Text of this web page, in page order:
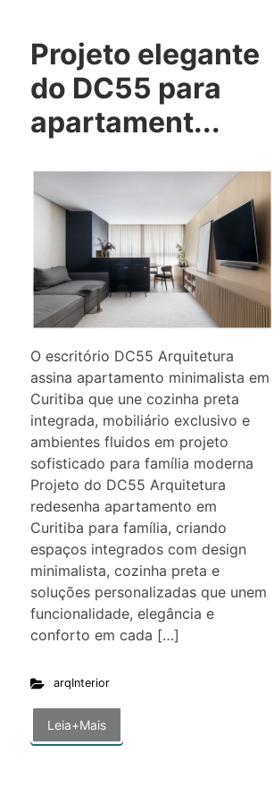
Projeto elegante
do DC55 para
apartament...
O escritório DC55 Arquitetura
assina apartamento minimalista em
Curitiba que une cozinha preta
integrada, mobiliário exclusivo e
ambientes fluidos em projeto
sofisticado para família moderna
Projeto do DC55 Arquitetura
redesenha apartamento em
Curitiba para família, criando
espaços integrados com design
minimalista, cozinha preta e
soluções personalizadas que unem
funcionalidade, elegância e
conforto em cada […]
arqInterior
Leia+Mais